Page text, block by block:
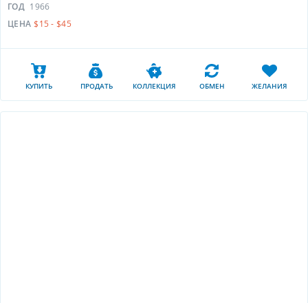
ГОД 1966
ЦЕНА $15 - $45
КУПИТЬ ПРОДАТЬ КОЛЛЕКЦИЯ ОБМЕН ЖЕЛАНИЯ